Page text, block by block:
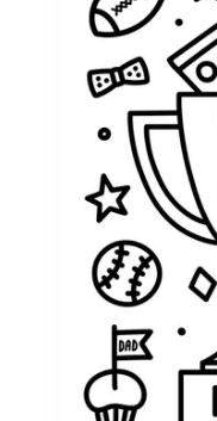
画面を使わずに
すっきりとした